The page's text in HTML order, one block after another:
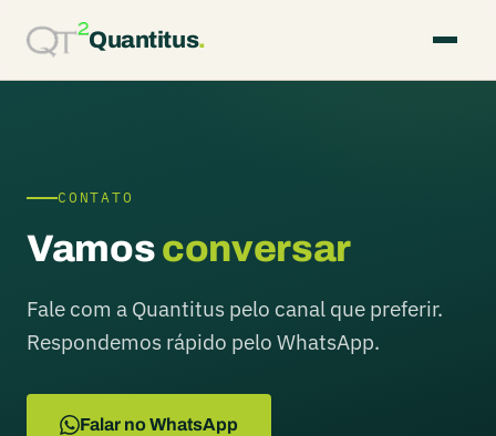
Quantitus.
CONTATO
Vamosconversar
Fale com a Quantitus pelo canal que preferir.
Respondemos rápido pelo WhatsApp.
Falar no WhatsApp